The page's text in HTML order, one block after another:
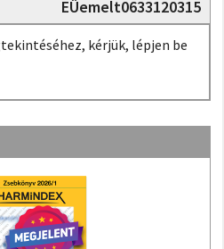
EÜemelt0633120315
kérjük, lépjen be